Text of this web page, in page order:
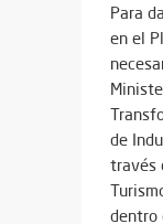
Para
en el
de
través
dentro